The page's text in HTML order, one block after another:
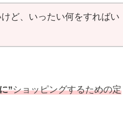
ど、いったい何をすればい
”ショッピングするための定